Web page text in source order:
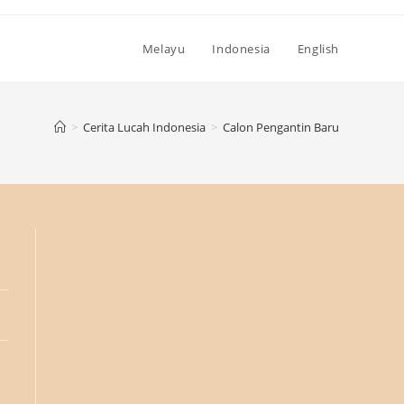
Melayu Indonesia English
> Cerita Lucah Indonesia > Calon Pengantin Baru